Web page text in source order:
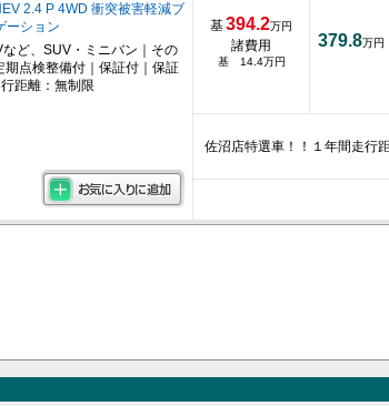
2.4 P 4WD 衝突被害軽減ブ
ション
ど、SUV・ミニバン｜その
期点検整備付｜保証付｜保証
距離：無制限
基394.2万円
諸費用
基 14.4万円
379.8万円
佐沼店特選車！！１年間走行